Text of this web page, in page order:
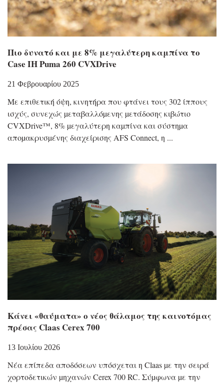
Πιο δυνατό και με 8% μεγαλύτερη καμπίνα το
Case IH Puma 260 CVXDrive
21 Φεβρουαρίου 2025
Με επιθετική όψη, κινητήρα που φτάνει τους 302 ίππους
ισχύς, συνεχώς µεταβαλλόµενης µετάδοσης κιβώτιο
CVXDrive™, 8% µεγαλύτερη καµπίνα και σύστηµα
αποµακρυσµένης διαχείρισης AFS Connect, η
Κάνει «θαύματα» ο νέος θάλαμος της καινοτόμας
πρέσας Claas Cerex 700
13 Ιουλίου 2026
Νέα επίπεδα αποδόσεων υπόσχεται η Claas µε την σειρά
χορτοδετικών µηχανών Cerex 700 RC. Σύµφωνα µε την